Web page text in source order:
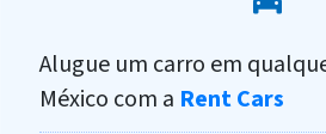
Alugue um carro em
México com a Rent Cars